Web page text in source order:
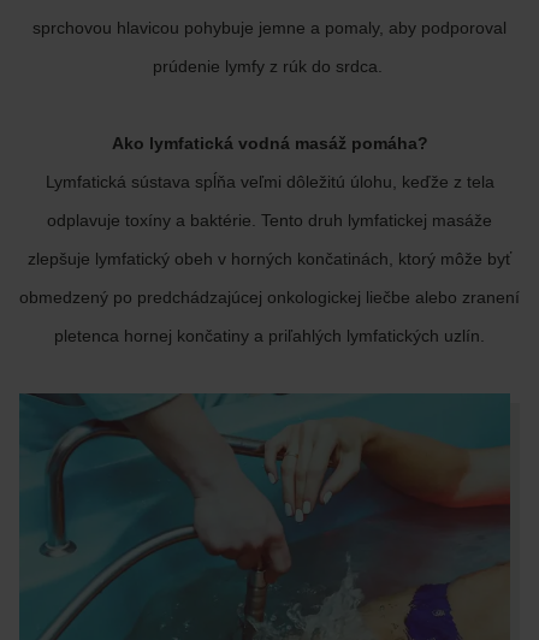
sprchovou hlavicou pohybuje jemne a pomaly, aby podporoval
prúdenie lymfy z rúk do srdca.
Ako lymfatická vodná masáž pomáha?
Lymfatická sústava spĺňa veľmi dôležitú úlohu, keďže z tela
odplavuje toxíny a baktérie. Tento druh lymfatickej masáže
zlepšuje lymfatický obeh v horných končatinách, ktorý môže byť
obmedzený po predchádzajúcej onkologickej liečbe alebo zranení
pletenca hornej končatiny a priľahlých lymfatických uzlín.